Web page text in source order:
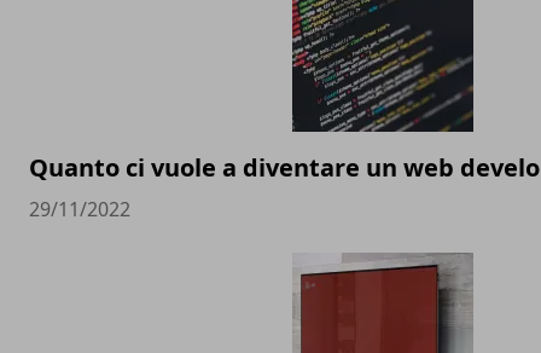
Quanto ci vuole a diventare un web
29/11/2022